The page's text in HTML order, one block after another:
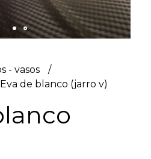
- vasos
Eva de blanco (jarro v)